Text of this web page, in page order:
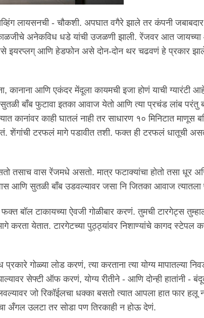
लायसनची - चौकशी. अपघात वगैरे झाले तर कंपनी जबाबदार
अनेकविध धडे यांची उजळणी झाली. रेंजवर आत
इयरप्लग् आणि हेडफोन असे दोन-दोन थर चढवणं हे प्रकार
आणि एकंदर मेंदूला कायमची इजा होणं याची ग्यारंटी
बाँब फुटावा इतका आवाज येतो आणि त्या प्रचंड लांब परंतु
कानांवर काही घातलं नाही तर साधारण १० मिनिटात माणूस
शेंगांची टरफलं मागे पडावीत तशी. फक्त ही टरफलं धातूची
तसाच वास रेंजमधे असतो. मात्र फटाक्यांचा होतो तसा धूर
आणि सुतळी बाँब उडवल्यावर जसा नि जितका आवाज त्यातला
बॉल टाकायच्या ऐवजी गोळीबार करणं. तुमची टारगेट्स
येतात. टारगेटच्या पुठ्ठ्यांवर निशाण्यांचे कागद स्टेपल
प्रकारे गोळ्या लोड करणं, त्या करताना त्या योग्य मापातल्या
सेफ्टी ऑफ करणं, योग्य रीतीने - आणि दोन्ही हातांनी -
जो रिकॉईलचा धक्का बसतो त्यात आपला हात फार हलू
अँगल उलटा तर सोडा पण तिरकाही न होऊ देणं.